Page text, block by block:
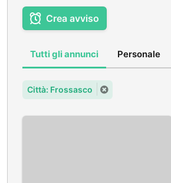
Crea avviso
Tutti gli annunci Personale
Città: Frossasco